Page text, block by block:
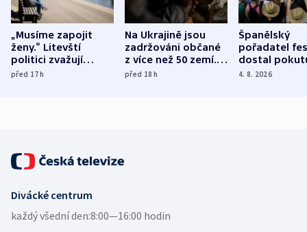
„Musíme zapojit
ženy.“ Litevští
politici zvažují
dohodu o
před 17h
Na Ukrajině jsou
zadržováni občané
z více než 50 zemí.
Bojovali na straně
před 18h
Španělský
pořadatel
dostal
nekalé
4. 8. 2026
Divácké centrum
každý všední den:8:00—16:00 hodin